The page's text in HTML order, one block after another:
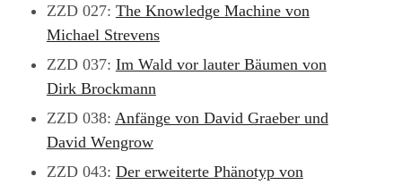
ZZD 027: The Knowledge Machine von
Michael Strevens
ZZD 037: Im Wald vor lauter Bäumen von
Dirk Brockmann
ZZD 038: Anfänge von David Graeber und
David Wengrow
ZZD 043: Der erweiterte Phänotyp von